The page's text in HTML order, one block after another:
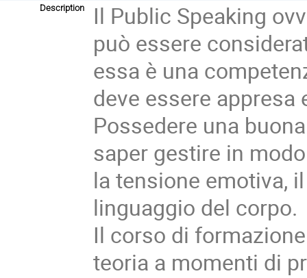
Description
Il Public Speaking
può essere
essa è una
deve essere appresa
Possedere una
saper gestire in
la tensione emotiva,
linguaggio del corpo.
Il corso di
teoria a momenti di